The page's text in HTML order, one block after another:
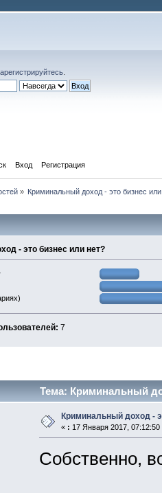
Вход Регистрация
» Криминальный доход - это бизнес
- это бизнес или нет?
7
Тема: Криминальный
Криминальный доход -
« : 17 Января 2017, 07:12:50
Собственно,